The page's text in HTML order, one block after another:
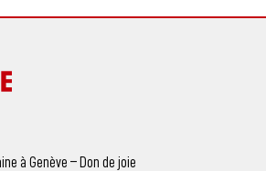
à Genève – Don de joie